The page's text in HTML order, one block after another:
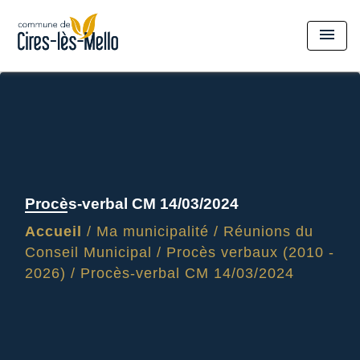
menu
Procès-verbal CM 14/03/2024
Accueil / Ma municipalité / Réunions du
Conseil Municipal / Procès verbaux (2010 -
2026) / Procès-verbal CM 14/03/2024